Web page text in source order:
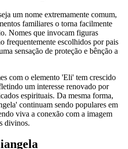
um nome extremamente comum,
familiares o torna facilmente
Nomes que invocam figuras
frequentemente escolhidos por pais
sensação de proteção e bênção a
com o elemento 'Eli' tem crescido
um interesse renovado por
espirituais. Da mesma forma,
continuam sendo populares em
viva a conexão com a imagem
divinos.